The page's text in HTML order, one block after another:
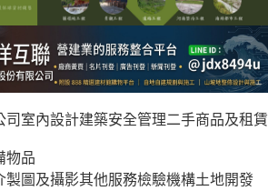
司 室內設計建築安全管理二手商品及租賃
物品
製圖及攝影其他服務檢驗機構土地開發